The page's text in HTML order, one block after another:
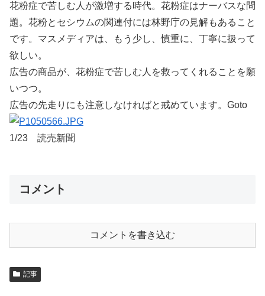
花粉症で苦しむ人が激増する時代。花粉症はナーバスな問
題。花粉とセシウムの関連付には林野庁の見解もあること
です。マスメディアは、もう少し、慎重に、丁寧に扱って
欲しい。
広告の商品が、花粉症で苦しむ人を救ってくれることを願
いつつ。
広告の先走りにも注意しなければと戒めています。Goto
1/23 読売新聞
コメント
コメントを書き込む
記事